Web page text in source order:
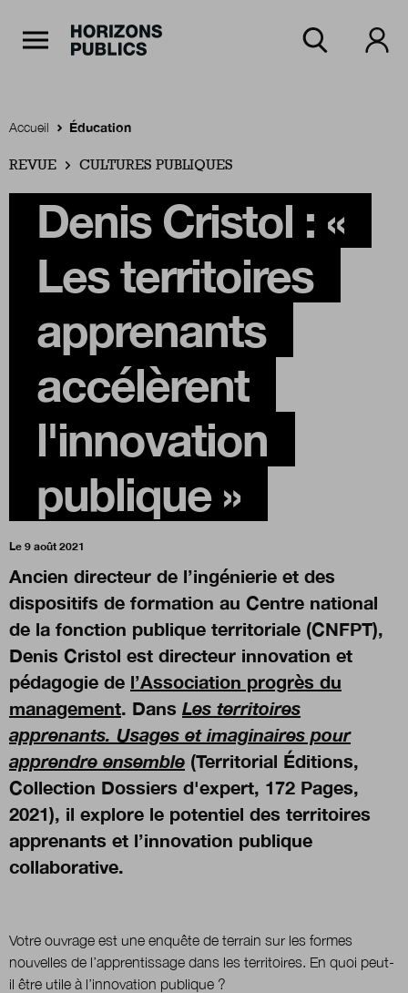
Accueil
Rubriques
Numéros
Boutique
Qui sommes-nous ?
Nous contacter
Newsletter
Renseignez votre email afin de suivre l'actualité
de la transformation publique.
Nous suivre
Accueil Éducation
REVUE CULTURES PUBLIQUES
Denis Cristol : «
Les territoires
apprenants
accélèrent
l'innovation
publique »
Le 9 août 2021
Ancien directeur de l’ingénierie et des
dispositifs de formation au Centre national
de la fonction publique territoriale (CNFPT),
Denis Cristol est directeur innovation et
pédagogie de l’Association progrès du
management. Dans Les territoires
apprenants. Usages et imaginaires pour
apprendre ensemble (Territorial Éditions,
Collection Dossiers d'expert, 172 Pages,
2021), il explore le potentiel des territoires
apprenants et l’innovation publique
collaborative.
Votre ouvrage est une enquête de terrain sur les formes
nouvelles de l’apprentissage dans les territoires. En quoi peut-
il être utile à l’innovation publique ?